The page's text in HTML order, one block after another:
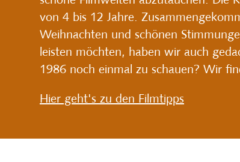
von 4 bis 12 Jahre.
Weihnachten und schönen
leisten möchten, haben wir auch
1986 noch einmal zu schauen? Wir
Hier geht's zu den Filmtipps